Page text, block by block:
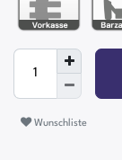
Wunschliste